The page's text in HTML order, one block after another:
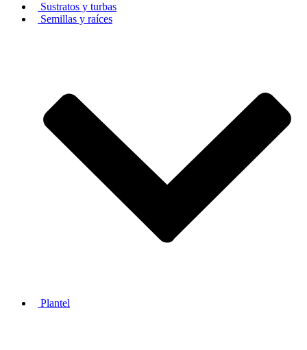
Sustratos y turbas
Semillas y raíces
Plantel